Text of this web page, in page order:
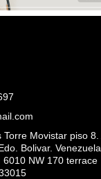
Torre Movistar piso 8.
Bolivar. Venezuela.
6010 NW 170 terrace